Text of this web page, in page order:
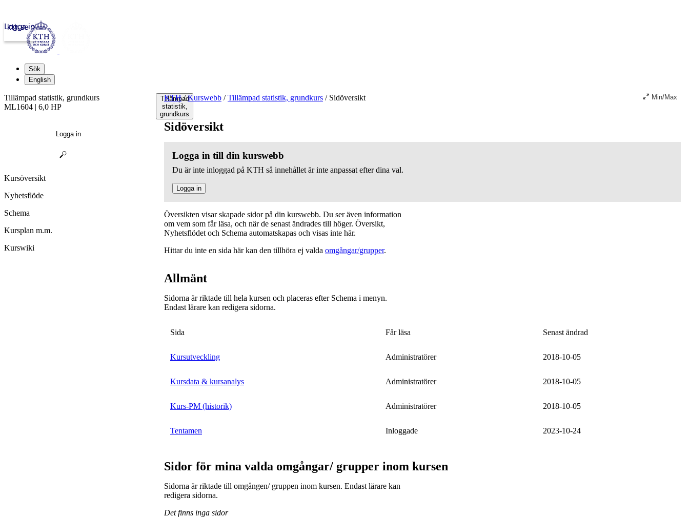
kth.se
Logga in
Sök
English
Tillämpad
statistik,
grundkurs
KTH / Kurswebb / Tillämpad statistik, grundkurs /Sidöversikt Min/Max
Sidöversikt
Logga in till din kurswebb
Du är inte inloggad på KTH så innehållet är inte anpassat efter dina val.
Logga in
Översikten visar skapade sidor på din kurswebb. Du ser även information
om vem som får läsa, och när de senast ändrades till höger. Översikt,
Nyhetsflödet och Schema automatskapas och visas inte här.
Hittar du inte en sida här kan den tillhöra ej valda omgångar/grupper.
Allmänt
Sidorna är riktade till hela kursen och placeras efter Schema i menyn.
Endast lärare kan redigera sidorna.
Sida Får läsa Senast ändrad
Kursutveckling Administratörer 2018-10-05
Kursdata & kursanalys Administratörer 2018-10-05
Kurs-PM (historik) Administratörer 2018-10-05
Tentamen Inloggade 2023-10-24
Sidor för mina valda omgångar/ grupper inom kursen
Sidorna är riktade till omgången/ gruppen inom kursen. Endast lärare kan
redigera sidorna.
Det finns inga sidor
Tillämpad statistik, grundkurs
ML1604 | 6,0 HP
Logga in
Kursöversikt
Nyhetsflöde
Schema
Kursplan m.m.
Kurswiki